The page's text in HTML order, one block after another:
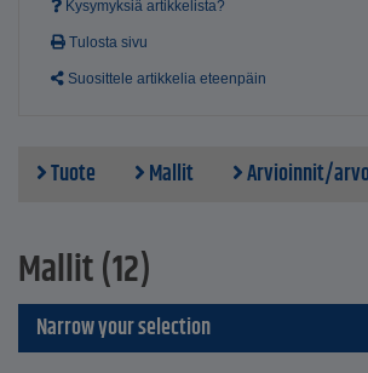
Kysymyksiä artikkelista?
Tulosta sivu
Suosittele artikkelia eteenpäin
Tuote Mallit Arvioinnit/
Mallit (12)
Narrow your selection